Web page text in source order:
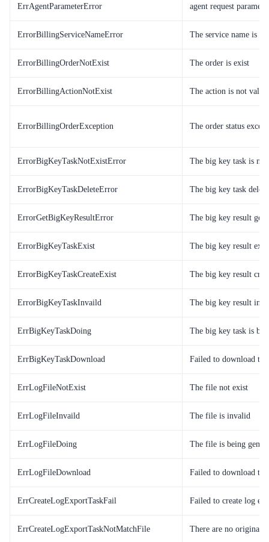
ErrAgentParameterError agent request
ErrorBillingServiceNameError The service name is
ErrorBillingOrderNotExist The order is exist
ErrorBillingActionNotExist The action is not valid
ErrorBillingOrderException The order status
ErrorBigKeyTaskNotExistError The big key task is not
ErrorBigKeyTaskDeleteError The big key task
ErrorGetBigKeyResultError The big key result get
ErrorBigKeyTaskExist The big key result exist
ErrorBigKeyTaskCreateExist The big key result
ErrorBigKeyTaskInvaild The big key result
ErrBigKeyTaskDoing The big key task is
ErrBigKeyTaskDownload Failed to download
ErrLogFileNotExist The file not exist
ErrLogFileInvaild The file is invalid
ErrLogFileDoing The file is being
ErrLogFileDownload Failed to download
ErrCreateLogExportTaskFail Failed to create log
ErrCreateLogExportTaskNotMatchFile There are no original